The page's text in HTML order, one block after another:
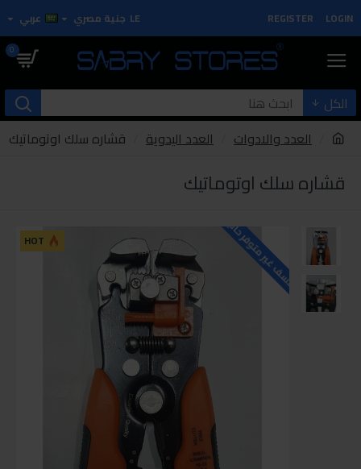
LOGIN
REGISTER
LE جنية مصري عربي
0
الكل
العدد والادوات
العدد اليدوية قشاره سلك اوتوماتيك
قشاره سلك اوتوماتيك
HOT للاسف غير متوفر حاليا